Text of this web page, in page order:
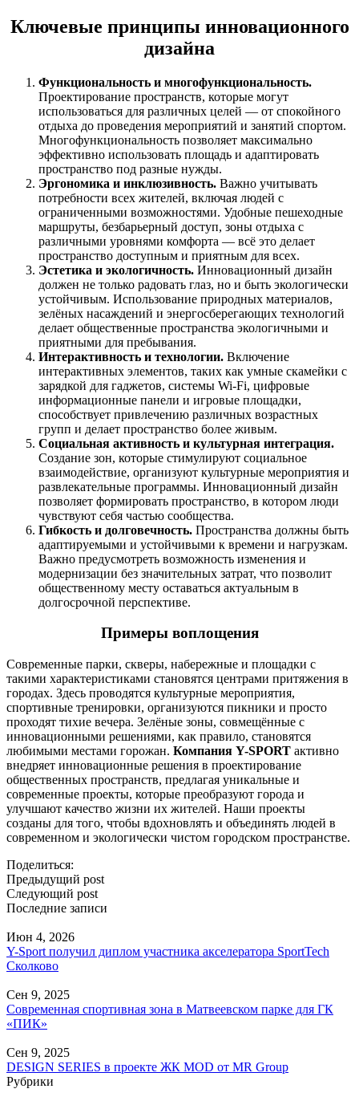
Ключевые принципы инновационного
дизайна
Функциональность и многофункциональность.
Проектирование пространств, которые могут
использоваться для различных целей — от спокойного
отдыха до проведения мероприятий и занятий спортом.
Многофункциональность позволяет максимально
эффективно использовать площадь и адаптировать
пространство под разные нужды.
Эргономика и инклюзивность. Важно учитывать
потребности всех жителей, включая людей с
ограниченными возможностями. Удобные пешеходные
маршруты, безбарьерный доступ, зоны отдыха с
различными уровнями комфорта — всё это делает
пространство доступным и приятным для всех.
Эстетика и экологичность. Инновационный дизайн
должен не только радовать глаз, но и быть экологически
устойчивым. Использование природных материалов,
зелёных насаждений и энергосберегающих технологий
делает общественные пространства экологичными и
приятными для пребывания.
Интерактивность и технологии. Включение
интерактивных элементов, таких как умные скамейки с
зарядкой для гаджетов, системы Wi-Fi, цифровые
информационные панели и игровые площадки,
способствует привлечению различных возрастных
групп и делает пространство более живым.
Социальная активность и культурная интеграция.
Создание зон, которые стимулируют социальное
взаимодействие, организуют культурные мероприятия и
развлекательные программы. Инновационный дизайн
позволяет формировать пространство, в котором люди
чувствуют себя частью сообщества.
Гибкость и долговечность. Пространства должны быть
адаптируемыми и устойчивыми к времени и нагрузкам.
Важно предусмотреть возможность изменения и
модернизации без значительных затрат, что позволит
общественному месту оставаться актуальным в
долгосрочной перспективе.
Примеры воплощения
Современные парки, скверы, набережные и площадки с
такими характеристиками становятся центрами притяжения в
городах. Здесь проводятся культурные мероприятия,
спортивные тренировки, организуются пикники и просто
проходят тихие вечера. Зелёные зоны, совмещённые с
инновационными решениями, как правило, становятся
любимыми местами горожан. Компания Y-SPORT активно
внедряет инновационные решения в проектирование
общественных пространств, предлагая уникальные и
современные проекты, которые преобразуют города и
улучшают качество жизни их жителей. Наши проекты
созданы для того, чтобы вдохновлять и объединять людей в
современном и экологически чистом городском пространстве.
Поделиться:
Предыдущий post
Следующий post
Последние записи
Июн 4, 2026
Y-Sport получил диплом участника акселератора SportTech
Сколково
Сен 9, 2025
Современная спортивная зона в Матвеевском парке для ГК
«ПИК»
Сен 9, 2025
DESIGN SERIES в проекте ЖК MOD от MR Group
Рубрики